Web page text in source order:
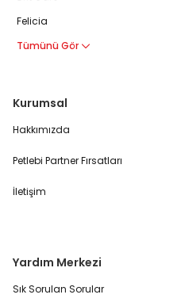
Felicia
Tümünü Gör
Kurumsal
Hakkımızda
Petlebi Partner Fırsatları
İletişim
Yardım Merkezi
Sık Sorulan Sorular